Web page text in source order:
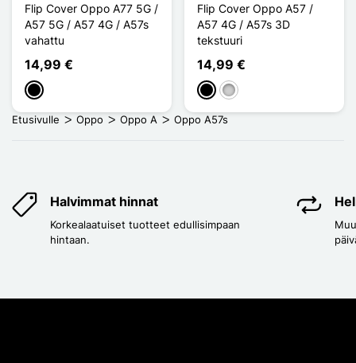
Flip Cover Oppo A77 5G /
A57 5G / A57 4G / A57s
vahattu
14,99 €
Musta
Flip Cover Oppo A57 /
A57 4G / A57s 3D
tekstuuri
14,99 €
MustaArgenté
Etusivulle Oppo Oppo A Oppo A57s
Halvimmat hinnat
Korkealaatuiset tuotteet edullisimpaan
hintaan.